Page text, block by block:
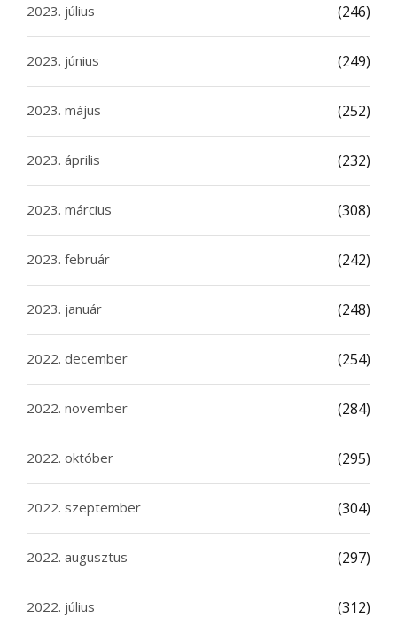
2023. július (246)
2023. június (249)
2023. május (252)
2023. április (232)
2023. március (308)
2023. február (242)
2023. január (248)
2022. december (254)
2022. november (284)
2022. október (295)
2022. szeptember (304)
2022. augusztus (297)
2022. július (312)